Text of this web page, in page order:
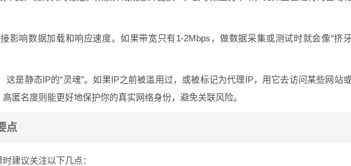
影响数据加载和响应速度。如果带宽只有1-2Mbps，做数据采集或测试时就会像“挤牙
这是静态IP的“灵魂”。如果IP之前被滥用过，或被标记为代理IP，用它去访问某些网站
匿名度则能更好地保护你的真实网络身份，避免关联风险。
点
建议关注以下几点：